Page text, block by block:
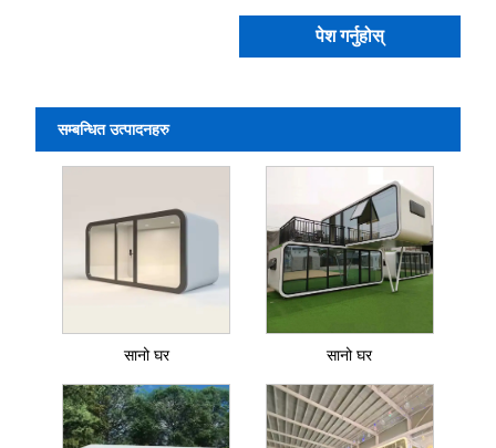
पेश गर्नुहोस्
सम्बन्धित उत्पादनहरु
सानो घर सानो घर